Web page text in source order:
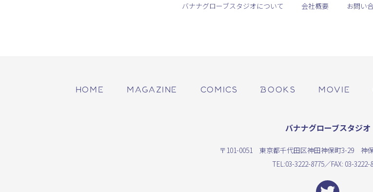
バナナグローブスタジオについて 会社概要 お問い
HOME MAGAZINE COMICS BOOKS MOVIE
バナナグローブスタジオ
〒101-0051 東京都千代田区神田神保町3-29 神
TEL:03-3222-8775／FAX: 03-3222-